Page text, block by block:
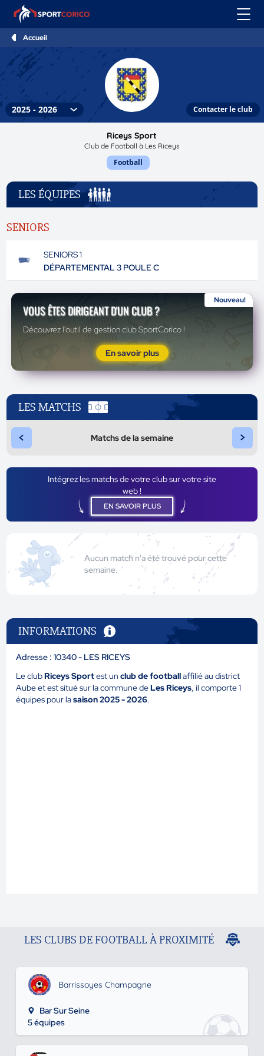
Accueil
Contacter le club
Riceys Sport
Club de Football à Les Riceys
Football
LES ÉQUIPES
SENIORS
SENIORS 1
DÉPARTEMENTAL 3 POULE C
Nouveau!
VOUS ÊTES DIRIGEANT D'UN CLUB ?
Découvrez l'outil de gestion club SportCorico !
En savoir plus
LES MATCHS
< Matchs de la semaine >
Intégrez les matchs de votre club sur votre site
web !
EN SAVOIR PLUS
Aucun match n'a été trouvé pour cette
semaine.
INFORMATIONS
Adresse : 10340 - LES RICEYS
Le clubRiceys Sportest unclub de footballaffilié au district
Aube et est situé sur la commune deLes Riceys, il comporte 1
équipes pour lasaison 2025 - 2026.
LES CLUBS DE FOOTBALL À PROXIMITÉ
Barrissoyes Champagne
Bar Sur Seine
5 équipes